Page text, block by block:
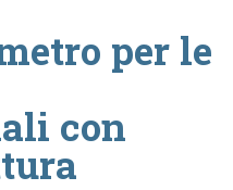
per le
con